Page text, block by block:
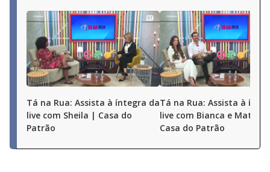
Tá na Rua: Assista à íntegra da
live com Sheila | Casa do
Patrão
Tá na Rua: Assista à
live com Bianca e
Casa do Patrão